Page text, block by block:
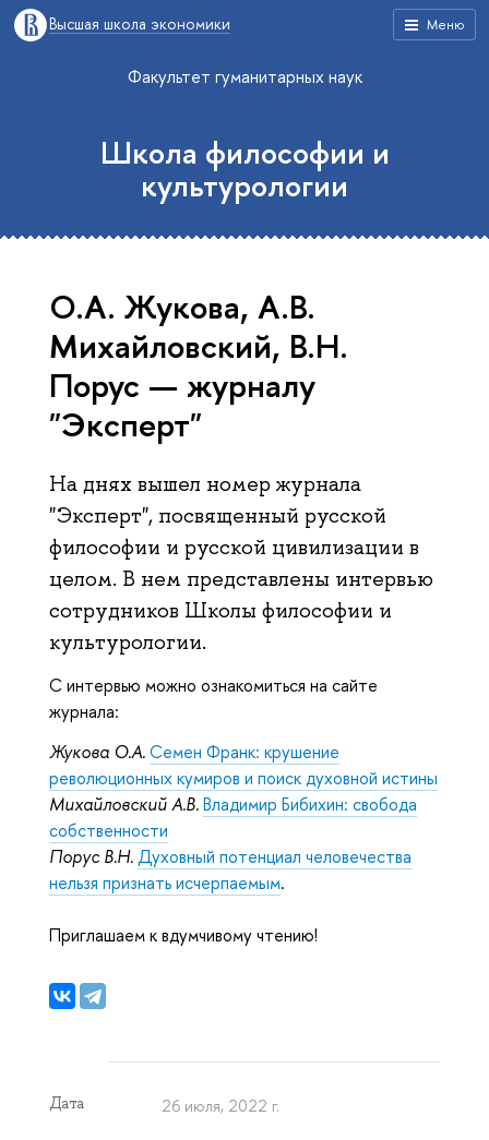
Меню
Высшая школа экономики
Факультет гуманитарных наук
Школа философии и
культурологии
О.А. Жукова, А.В.
Михайловский, В.Н.
Порус — журналу
"Эксперт"
На днях вышел номер журнала
"Эксперт", посвященный русской
философии и русской цивилизации в
целом. В нем представлены интервью
сотрудников Школы философии и
культурологии.
С интервью можно ознакомиться на сайте
журнала:
Жукова О.А.Семен Франк: крушение
революционных кумиров и поиск духовной истины
Михайловский А.В.Владимир Бибихин: свобода
собственности
Порус В.Н.Духовный потенциал человечества
нельзя признать исчерпаемым.
Приглашаем к вдумчивому чтению!
Дата 26 июля, 2022 г.